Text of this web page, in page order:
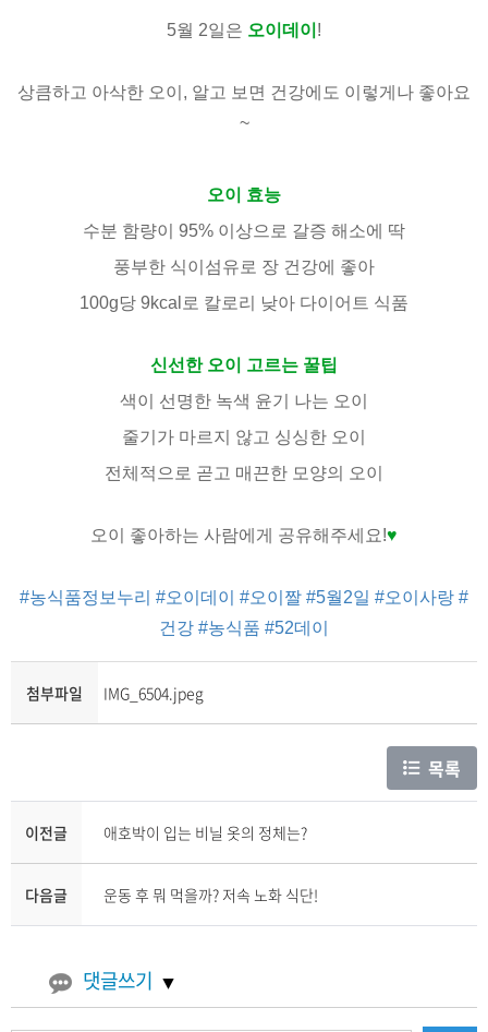
5월 2일은 오이데이 !
상큼하고 아삭한 오이, 알고 보면 건강에도 이렇게나 좋아요
~
오이 효능
수분 함량이 95% 이상으로 갈증 해소에 딱
풍부한 식이섬유로 장 건강에 좋아
100g당 9kcal로 칼로리 낮아 다이어트 식품
신선한 오이 고르는 꿀팁
색이 선명한 녹색 윤기 나는 오이
줄기가 마르지 않고 싱싱한 오이
전체적으로 곧고 매끈한 모양의 오이
오이 좋아하는 사람에게 공유해주세요!♥
#농식품정보누리 #오이데이 #오이짤 #5월2일 #오이사랑 #
건강 #농식품 #52데이
첨부파일 IMG_6504.jpeg
목록
이전글 애호박이 입는 비닐 옷의 정체는?
다음글 운동 후 뭐 먹을까? 저속 노화 식단!
댓글쓰기